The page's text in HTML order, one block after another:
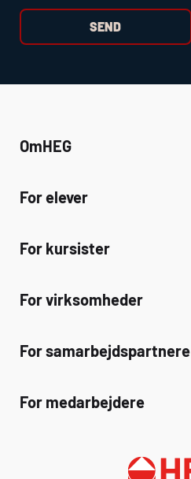
OmHEG
For elever
For kursister
For virksomheder
For samarbejdspartnere
For medarbejdere